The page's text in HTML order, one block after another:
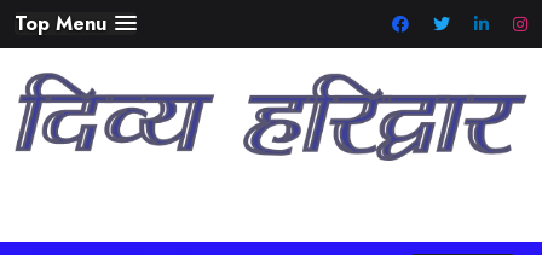
Skip
to
content
Top Menu